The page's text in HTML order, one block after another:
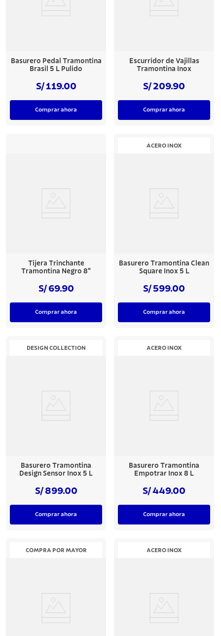
Basurero Pedal Tramontina
Brasil 5 L Pulido
S/ 119.00
Comprar ahora
Escurridor de Vajillas
Tramontina Inox
S/ 209.90
Comprar ahora
Tijera Trinchante
Tramontina Negro 8"
S/ 69.90
Comprar ahora
ACERO INOX
Basurero Tramontina Clean
Square Inox 5 L
S/ 599.00
Comprar ahora
DESIGN COLLECTION
Basurero Tramontina
Design Sensor Inox 5 L
S/ 899.00
Comprar ahora
ACERO INOX
Basurero Tramontina
Empotrar Inox 8 L
S/ 449.00
Comprar ahora
COMPRA POR MAYOR ACERO INOX